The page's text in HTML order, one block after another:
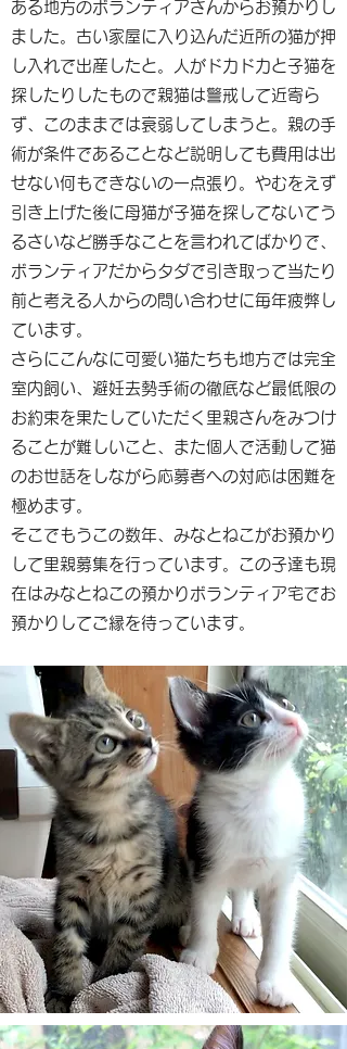
ある地方のボランティアさんからお預かりし
ました。古い家屋に入り込んだ近所の猫が押
し入れで出産したと。人がドカドカと子猫を
探したりしたもので親猫は警戒して近寄ら
ず、このままでは衰弱してしまうと。親の手
術が条件であることなど説明しても費用は出
せない何もできないの一点張り。やむをえず
引き上げた後に母猫が子猫を探してないてう
るさいなど勝手なことを言われてばかりで、
ボランティアだからタダで引き取って当たり
前と考える人からの問い合わせに毎年疲弊し
ています。
さらにこんなに可愛い猫たちも地方では完全
室内飼い、避妊去勢手術の徹底など最低限の
お約束を果たしていただく里親さんをみつけ
ることが難しいこと、また個人で活動して猫
のお世話をしながら応募者への対応は困難を
極めます。
そこでもうこの数年、みなとねこがお預かり
して里親募集を行っています。この子達も現
在はみなとねこの預かりボランティア宅でお
預かりしてご縁を待っています。